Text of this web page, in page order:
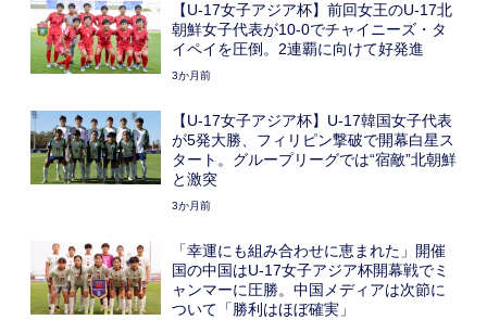
【U-17女子アジア杯】前回女王のU-17北
朝鮮女子代表が10-0でチャイニーズ・タ
イペイを圧倒。2連覇に向けて好発進
3か月前
【U-17女子アジア杯】U-17韓国女子代表
が5発大勝、フィリピン撃破で開幕白星ス
タート。グループリーグでは“宿敵”北朝鮮
と激突
3か月前
「幸運にも組み合わせに恵まれた」開催
国の中国はU-17女子アジア杯開幕戦でミ
ャンマーに圧勝。中国メディアは次節に
ついて「勝利はほぼ確実」